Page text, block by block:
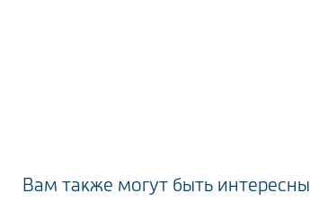
Вам также могут быть интересны